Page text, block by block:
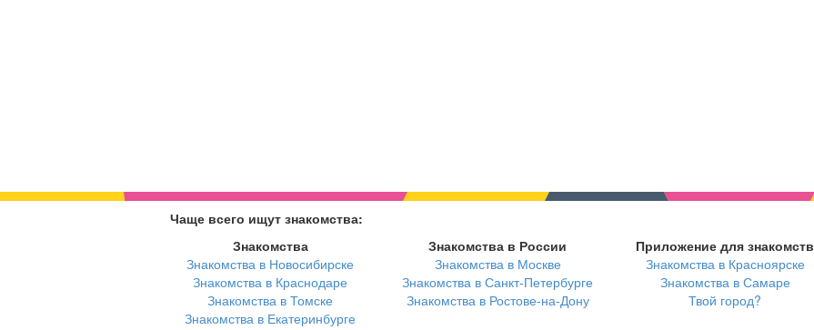
Чаще всего ищут знакомства:
Знакомства
Знакомства в Новосибирске
Знакомства в Краснодаре
Знакомства в Томске
Знакомства в Екатеринбурге
Знакомства в России
Знакомства в Москве
Знакомства в Санкт-Петербурге
Знакомства в Ростове-на-Дону
Приложение для знакомств
Знакомства в Красноярске
Знакомства в Самаре
Твой город?